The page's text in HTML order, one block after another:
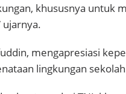
khususnya untuk
ujarnya.
mengapresiasi
lingkungan